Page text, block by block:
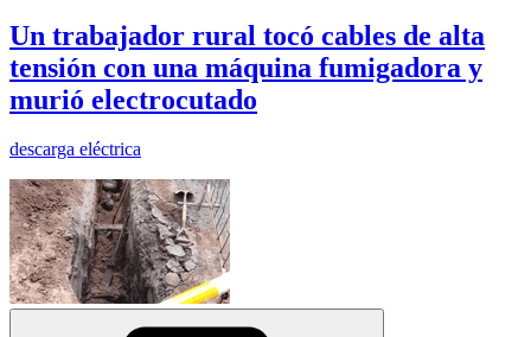
Un trabajador rural tocó cables de alta
tensión con una máquina fumigadora y
murió electrocutado
descarga eléctrica